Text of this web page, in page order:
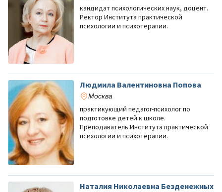
кандидат психологических наук, доцент.
Ректор Института практической
психологии и психотерапии.
Людмила Валентиновна Попова
Москва
практикующий педагог-психолог по
подготовке детей к школе.
Преподаватель Института практической
психологии и психотерапии.
Наталия Николаевна Безденежных